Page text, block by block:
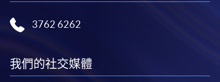
在網上報名過程中，由於提交課程申請和付款在系
快與 閣下聯絡。
申請人應注意，不論親身或網上報讀，相同的課
3762 6262
我們的社交媒體